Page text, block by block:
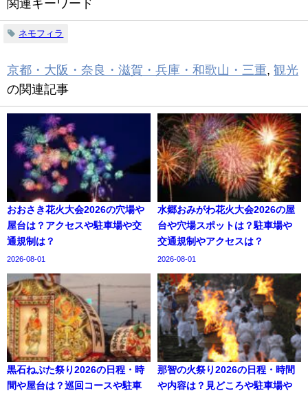
関連キーワード
ネモフィラ
京都・大阪・奈良・滋賀・兵庫・和歌山・三重, 観光
の関連記事
おおさき花火大会2026の穴場や
屋台は？アクセスや駐車場や交
通規制は？
2026-08-01
水郷おみがわ花火大会2026の屋
台や穴場スポットは？駐車場や
交通規制やアクセスは？
2026-08-01
黒石ねぷた祭り2026の日程・時
間や屋台は？巡回コースや駐車
那智の火祭り2026の日程・時間
や内容は？見どころや駐車場や